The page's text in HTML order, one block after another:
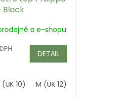
Black
a e-shopu
DETAIL
(UK 10) M (UK 12)